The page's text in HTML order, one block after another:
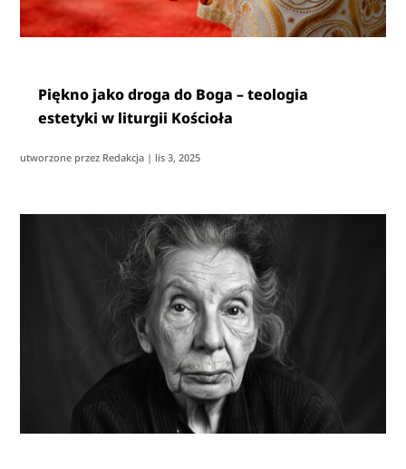
Piękno jako droga do Boga – teologia
estetyki w liturgii Kościoła
utworzone przez Redakcja | lis 3, 2025